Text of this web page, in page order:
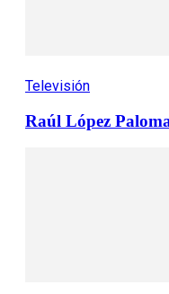
Televisión
Raúl López